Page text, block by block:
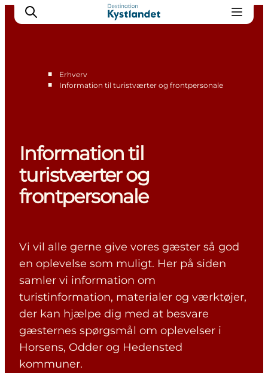
For partnere
Bliv partner
Kontakt
■
Erhverv
■
Information til turistværter og frontpersonale
Information til
turistværter og
frontpersonale
Vi vil alle gerne give vores gæster så god
en oplevelse som muligt. Her på siden
samler vi information om
turistinformation, materialer og værktøjer,
der kan hjælpe dig med at besvare
gæsternes spørgsmål om oplevelser i
Horsens, Odder og Hedensted
kommuner.